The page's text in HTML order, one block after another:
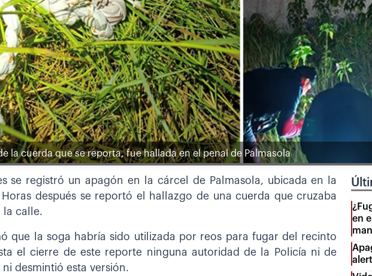
la cuerda que se reporta, fue hallada en el penal de Palmasola
se registró un apagón en la cárcel de Palmasola, ubicada en la
después se reportó el hallazgo de una cuerda que cruzaba
la calle.
que la soga habría sido utilizada por reos para fugar del recinto
el cierre de este reporte ninguna autoridad de la Policía ni de
desmintió esta versión.
en